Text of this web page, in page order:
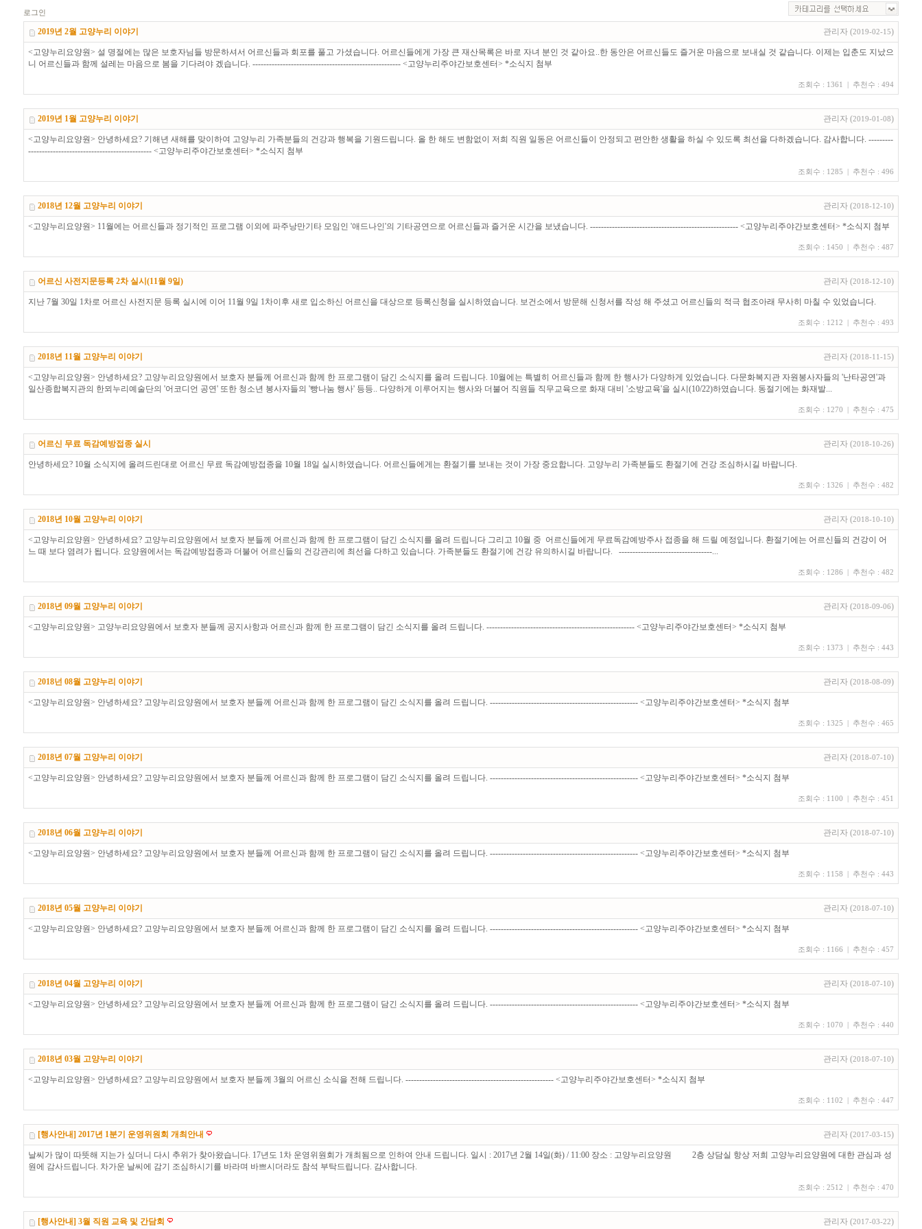
로그인
2019년 2월 고양누리 이야기 관리자 (2019-02-15)
<고양누리요양원> 설 명절에는 많은 보호자님들 방문하셔서 어르신들과 회포를 풀고 가셨습니다. 어르신들에게 가장 큰 재산목록은 바로 자녀 분인 것 같아요..한 동안은 어르신들도 즐거운 마음으로 보내실 것 같습니다. 이제는 입춘도 지났으
니 어르신들과 함께 설레는 마음으로 봄을 기다려야 겠습니다. ------------------------------------------------------ <고양누리주야간보호센터> *소식지 첨부
조회수 : 1361 | 추천수 : 494
2019년 1월 고양누리 이야기 관리자 (2019-01-08)
<고양누리요양원> 안녕하세요? 기해년 새해를 맞이하여 고양누리 가족분들의 건강과 행복을 기원드립니다. 올 한 해도 변함없이 저희 직원 일동은 어르신들이 안정되고 편안한 생활을 하실 수 있도록 최선을 다하겠습니다. 감사합니다. ---------
--------------------------------------------- <고양누리주야간보호센터> *소식지 첨부
조회수 : 1285 | 추천수 : 496
2018년 12월 고양누리 이야기 관리자 (2018-12-10)
<고양누리요양원> 11월에는 어르신들과 정기적인 프로그램 이외에 파주낭만기타 모임인 '애드나인'의 기타공연으로 어르신들과 즐거운 시간을 보냈습니다. ------------------------------------------------------ <고양누리주야간보호센터> *소식지 첨부
조회수 : 1450 | 추천수 : 487
어르신 사전지문등록 2차 실시(11월 9일) 관리자 (2018-12-10)
지난 7월 30일 1차로 어르신 사전지문 등록 실시에 이어 11월 9일 1차이후 새로 입소하신 어르신을 대상으로 등록신청을 실시하였습니다. 보건소에서 방문해 신청서를 작성 해 주셨고 어르신들의 적극 협조아래 무사히 마칠 수 있었습니다.
조회수 : 1212 | 추천수 : 493
2018년 11월 고양누리 이야기 관리자 (2018-11-15)
<고양누리요양원> 안녕하세요? 고양누리요양원에서 보호자 분들께 어르신과 함께 한 프로그램이 담긴 소식지를 올려 드립니다. 10월에는 특별히 어르신들과 함께 한 행사가 다양하게 있었습니다. 다문화복지관 자원봉사자들의 '난타공연'과
일산종합복지관의 한뫼누리예술단의 '어코디언 공연' 또한 청소년 봉사자들의 '빵나눔 행사' 등등.. 다양하게 이루어지는 행사와 더불어 직원들 직무교육으로 화재 대비 '소방교육'을 실시(10/22)하였습니다. 동절기에는 화재발...
조회수 : 1270 | 추천수 : 475
어르신 무료 독감예방접종 실시 관리자 (2018-10-26)
안녕하세요? 10월 소식지에 올려드린대로 어르신 무료 독감예방접종을 10월 18일 실시하였습니다. 어르신들에게는 환절기를 보내는 것이 가장 중요합니다. 고양누리 가족분들도 환절기에 건강 조심하시길 바랍니다.
조회수 : 1326 | 추천수 : 482
2018년 10월 고양누리 이야기 관리자 (2018-10-10)
<고양누리요양원> 안녕하세요? 고양누리요양원에서 보호자 분들께 어르신과 함께 한 프로그램이 담긴 소식지를 올려 드립니다 그리고 10월 중 어르신들에게 무료독감예방주사 접종을 해 드릴 예정입니다. 환절기에는 어르신들의 건강이 어
느 때 보다 염려가 됩니다. 요양원에서는 독감예방접종과 더불어 어르신들의 건강관리에 최선을 다하고 있습니다. 가족분들도 환절기에 건강 유의하시길 바랍니다. ----------------------------------...
조회수 : 1286 | 추천수 : 482
2018년 09월 고양누리 이야기 관리자 (2018-09-06)
<고양누리요양원> 고양누리요양원에서 보호자 분들께 공지사항과 어르신과 함께 한 프로그램이 담긴 소식지를 올려 드립니다. ------------------------------------------------------ <고양누리주야간보호센터> *소식지 첨부
조회수 : 1373 | 추천수 : 443
2018넌 08월 고양누리 이야기 관리자 (2018-08-09)
<고양누리요양원> 안녕하세요? 고양누리요양원에서 보호자 분들께 어르신과 함께 한 프로그램이 담긴 소식지를 올려 드립니다. ------------------------------------------------------ <고양누리주야간보호센터> *소식지 첨부
조회수 : 1325 | 추천수 : 465
2018년 07월 고양누리 이야기 관리자 (2018-07-10)
<고양누리요양원> 안녕하세요? 고양누리요양원에서 보호자 분들께 어르신과 함께 한 프로그램이 담긴 소식지를 올려 드립니다. ------------------------------------------------------ <고양누리주야간보호센터> *소식지 첨부
조회수 : 1100 | 추천수 : 451
2018년 06월 고양누리 이야기 관리자 (2018-07-10)
<고양누리요양원> 안녕하세요? 고양누리요양원에서 보호자 분들께 어르신과 함께 한 프로그램이 담긴 소식지를 올려 드립니다. ------------------------------------------------------ <고양누리주야간보호센터> *소식지 첨부
조회수 : 1158 | 추천수 : 443
2018년 05월 고양누리 이야기 관리자 (2018-07-10)
<고양누리요양원> 안녕하세요? 고양누리요양원에서 보호자 분들께 어르신과 함께 한 프로그램이 담긴 소식지를 올려 드립니다. ------------------------------------------------------ <고양누리주야간보호센터> *소식지 첨부
조회수 : 1166 | 추천수 : 457
2018년 04월 고양누리 이야기 관리자 (2018-07-10)
<고양누리요양원> 안녕하세요? 고양누리요양원에서 보호자 분들께 어르신과 함께 한 프로그램이 담긴 소식지를 올려 드립니다. ------------------------------------------------------ <고양누리주야간보호센터> *소식지 첨부
조회수 : 1070 | 추천수 : 440
2018년 03월 고양누리 이야기 관리자 (2018-07-10)
<고양누리요양원> 안녕하세요? 고양누리요양원에서 보호자 분들께 3월의 어르신 소식을 전해 드립니다. ------------------------------------------------------ <고양누리주야간보호센터> *소식지 첨부
조회수 : 1102 | 추천수 : 447
[행사안내] 2017년 1분기 운영위원회 개최안내 관리자 (2017-03-15)
날씨가 많이 따뜻해 지는가 싶더니 다시 추위가 찾아왔습니다. 17년도 1차 운영위원회가 개최됨으로 인하여 안내 드립니다. 일시 : 2017년 2월 14일(화) / 11:00 장소 : 고양누리요양원 2층 상담실 항상 저희 고양누리요양원에 대한 관심과 성
원에 감사드립니다. 차가운 날씨에 감기 조심하시기를 바라며 바쁘시더라도 참석 부탁드립니다. 감사합니다.
조회수 : 2512 | 추천수 : 470
[행사안내] 3월 직원 교육 및 간담회 관리자 (2017-03-22)